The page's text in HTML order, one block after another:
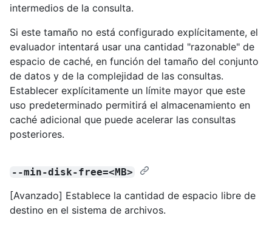
intermedios de la consulta.
Si este tamaño no está configurado explícitamente, el
evaluador intentará usar una cantidad "razonable" de
espacio de caché, en función del tamaño del conjunto
de datos y de la complejidad de las consultas.
Establecer explícitamente un límite mayor que este
uso predeterminado permitirá el almacenamiento en
caché adicional que puede acelerar las consultas
posteriores.
--min-disk-free=<MB>
[Avanzado] Establece la cantidad de espacio libre de
destino en el sistema de archivos.